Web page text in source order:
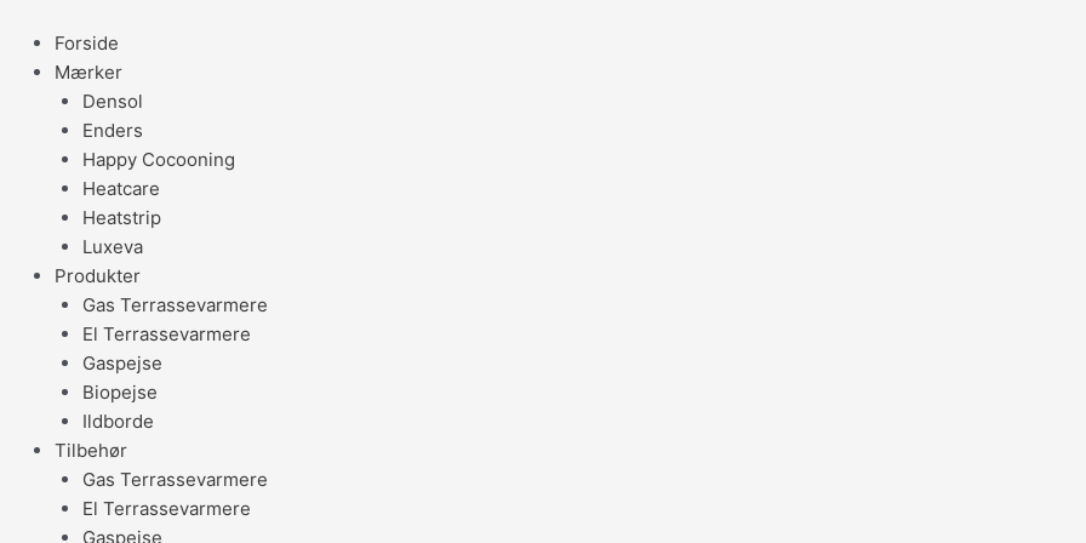
indholdet
Forside
Mærker
Densol
Enders
Happy Cocooning
Heatcare
Heatstrip
Luxeva
Produkter
Gas Terrassevarmere
El Terrassevarmere
Gaspejse
Biopejse
Ildborde
Tilbehør
Gas Terrassevarmere
El Terrassevarmere
Gaspejse